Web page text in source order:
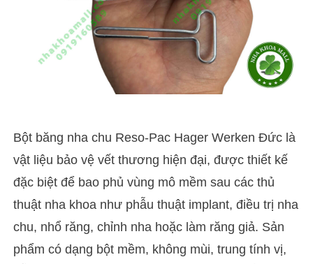
Bột băng nha chu Reso-Pac Hager Werken Đức là
vật liệu bảo vệ vết thương hiện đại, được thiết kế
đặc biệt để bao phủ vùng mô mềm sau các thủ
thuật nha khoa như phẫu thuật implant, điều trị nha
chu, nhổ răng, chỉnh nha hoặc làm răng giả. Sản
phẩm có dạng bột mềm, không mùi, trung tính vị,